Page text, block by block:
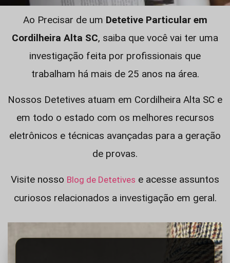
Ao Precisar de um Detetive Particular em
Cordilheira Alta SC, saiba que você vai ter uma
investigação feita por profissionais que
trabalham há mais de 25 anos na área.
Nossos Detetives atuam em Cordilheira Alta SC e
em todo o estado com os melhores recursos
eletrônicos e técnicas avançadas para a geração
de provas.
Visite nosso Blog de Detetives e acesse assuntos
curiosos relacionados a investigação em geral.